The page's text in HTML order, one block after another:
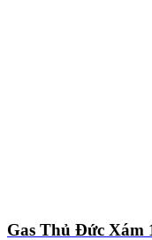
Gas Thủ Đức Xám